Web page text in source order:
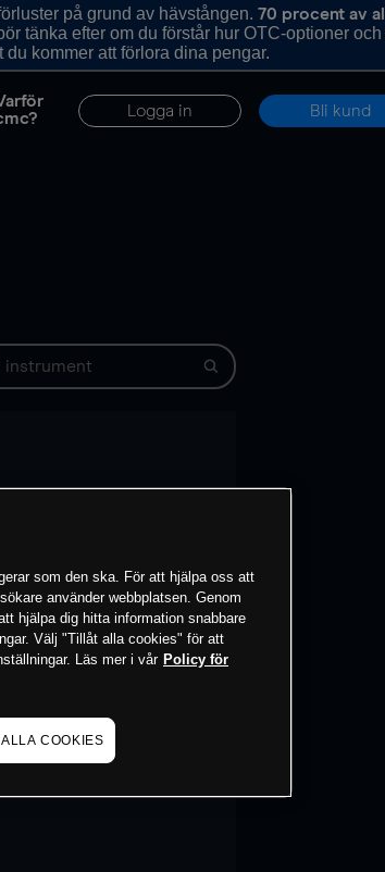
på grund av hävstången. 70 procent av
tänka efter om du förstår hur OTC-optioner
kommer att förlora dina pengar.
Logga in Bli kund
som den ska. För att hjälpa oss att
använder webbplatsen. Genom
hjälpa dig hitta information snabbare
Välj "Tillåt alla cookies" för att
Läs mer i vår Policy för
COOKIES